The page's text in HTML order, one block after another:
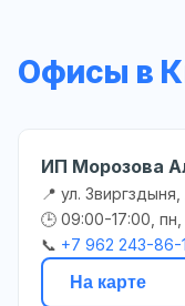
Офисы в
ИП Морозова
📍 ул.
🕒 09:00-17:00,
📞 +7 962 243-86-
На карте